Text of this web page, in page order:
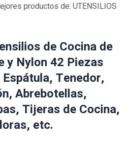
productos de: UTENSILIOS
de Cocina de
y Nylon 42 Piezas
Tenedor,
Abrebotellas,
Tijeras de Cocina,
etc.